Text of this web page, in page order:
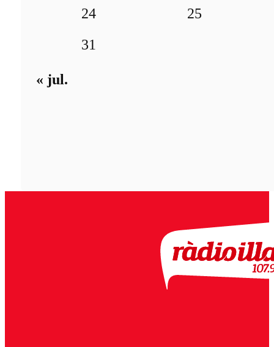
24
25
31
« jul.